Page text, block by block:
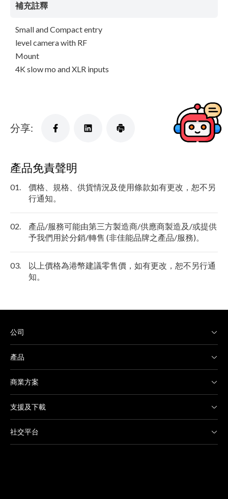
補充註釋
Small and Compact entry
level camera with RF
Mount
4K slow mo and XLR inputs
分享:
產品免責聲明
01.
價格、規格、供貨情況及使用條款如有更改，恕不另
行通知。
02.
產品/服務可能由第三方製造商/供應商製造及/或提供
予我們用於分銷/轉售 (非佳能品牌之產品/服務)。
03.
以上價格為港幣建議零售價，如有更改，恕不另行通
知。
公司
產品
商業方案
支援及下載
社交平台